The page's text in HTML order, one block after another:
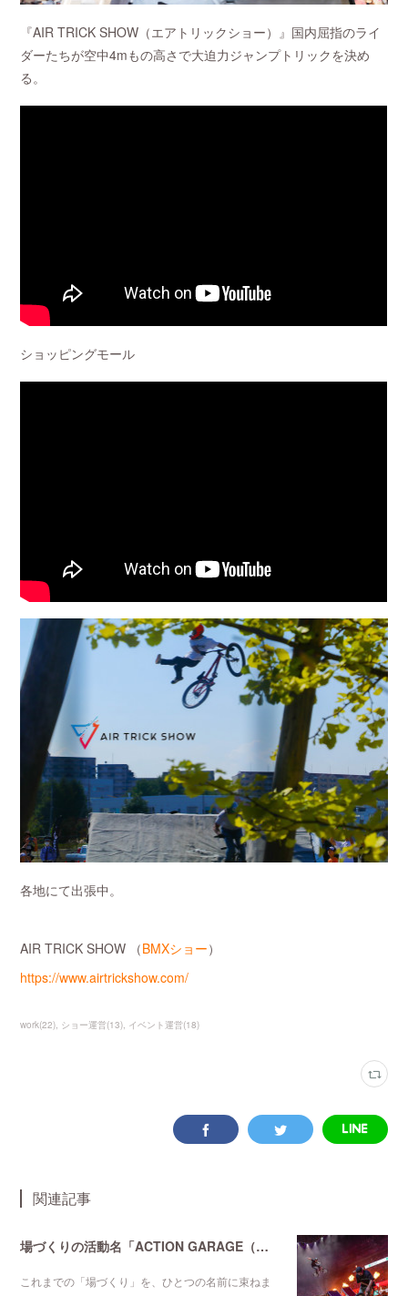
『AIR TRICK SHOW（エアトリックショー）』国内屈指のライ
ダーたちが空中4mもの高さで大迫力ジャンプトリックを決め
る。
ショッピングモール
各地にて出張中。
AIR TRICK SHOW （BMXショー）
https://www.airtrickshow.com/
work(22) ショー運営(13) イベント運営(18)
関連記事
場づくりの活動名「ACTION GARAGE（アクションガレージ）」を始動
これまでの「場づくり」を、ひとつの名前に束ねま